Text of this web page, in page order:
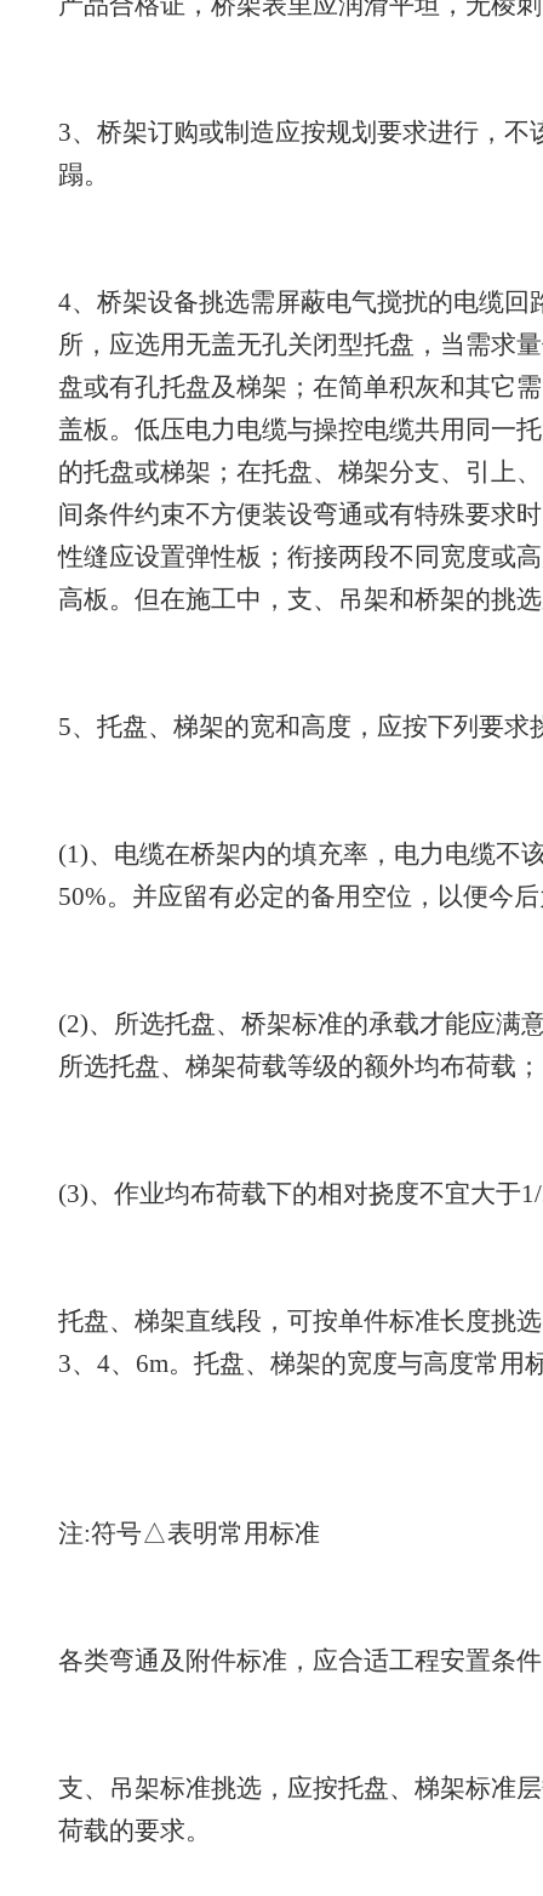
3、桥架订购或制造应按规划要求进行，
蹋。
4、桥架设备挑选需屏蔽电气搅扰的电缆
所，应选用无盖无孔关闭型托盘，当需求
盘或有孔托盘及梯架；在简单积灰和其它
盖板。低压电力电缆与操控电缆共用同一
的托盘或梯架；在托盘、梯架分支、引上
间条件约束不方便装设弯通或有特殊要求
性缝应设置弹性板；衔接两段不同宽度或
高板。但在施工中，支、吊架和桥架的挑
5、托盘、梯架的宽和高度，应按下列要求
(1)、电缆在桥架内的填充率，电力电缆不
50%。并应留有必定的备用空位，以便今
(2)、所选托盘、桥架标准的承载才能应满
所选托盘、梯架荷载等级的额外均布荷载；
(3)、作业均布荷载下的相对挠度不宜大于
托盘、梯架直线段，可按单件标准长度挑
3、4、6m。托盘、梯架的宽度与高度常用
注:符号△表明常用标准
各类弯通及附件标准，应合适工程安置条
支、吊架标准挑选，应按托盘、梯架标准
荷载的要求。